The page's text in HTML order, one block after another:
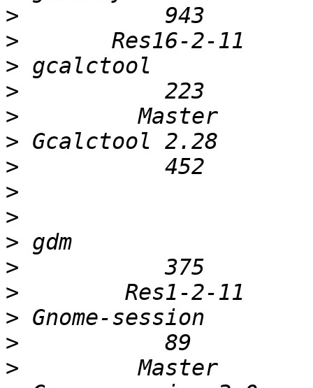
>
>
>
>
>
>
>
>
>
>
>
>
>
>
>